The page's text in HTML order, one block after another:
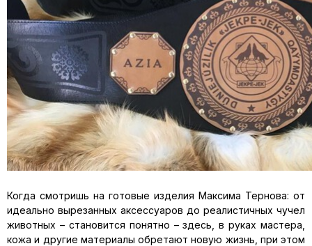
Когда смотришь на готовые изделия Максима Тернова: от
идеально вырезанных аксессуаров до реалистичных чучел
животных – становится понятно – здесь, в руках мастера,
кожа и другие материалы обретают новую жизнь, при этом